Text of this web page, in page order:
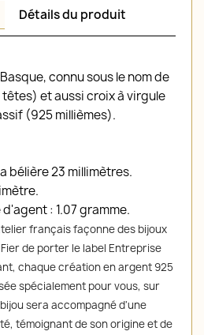
Détails du produit
connu sous le nom de
et aussi croix à virgule
(925 millièmes).
bélière 23 millimètres.
: 1.07 gramme.
français façonne des bijoux
de porter le label Entreprise
chaque création en argent 925
spécialement pour vous, sur
sera accompagné d'une
témoignant de son origine et de